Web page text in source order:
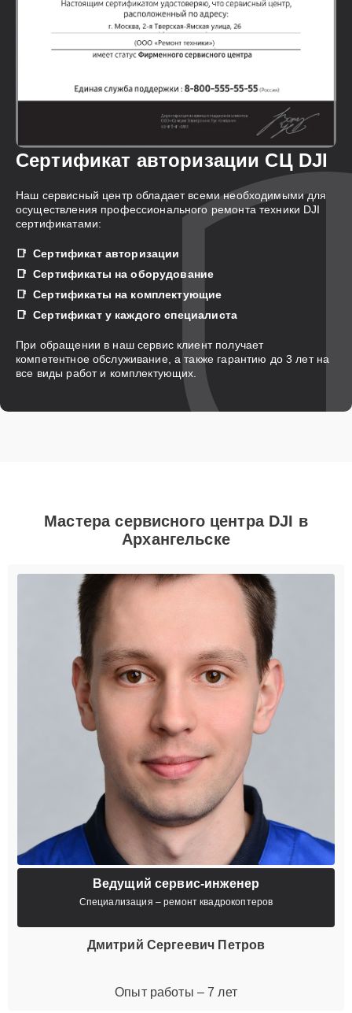
Сертификат авторизации СЦ DJI
Наш сервисный центр обладает всеми необходимыми для
осуществления профессионального ремонта техники DJI
сертификатами:
Сертификат авторизации
Сертификаты на оборудование
Сертификаты на комплектующие
Сертификат у каждого специалиста
При обращении в наш сервис клиент получает
компетентное обслуживание, а также гарантию до 3 лет на
все виды работ и комплектующих.
Мастера сервисного центра DJI в
Архангельске
Ведущий сервис-инженер
Специализация – ремонт квадрокоптеров
Дмитрий Сергеевич Петров
Опыт работы – 7 лет